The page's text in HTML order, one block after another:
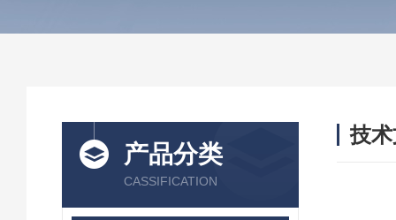
产品分类
CASSIFICATION
技